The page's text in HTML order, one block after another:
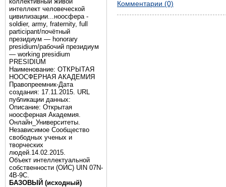
интеллект человеческой
цивилизации...ноосфера -
soldier, army, fraternity, full
participant/почётный
президиум — honorary
presidium/рабочий президиум
— working presidium
PRESIDIUM
Наименование: ОТКРЫТАЯ
НООСФЕРНАЯ АКАДЕМИЯ
Правопреемник-Дата
создания: 17.11.2015. URL
публикации данных:
Описание: Открытая
ноосферная Академия.
Онлайн_Университеты.
Независимое Сообщество
свободных ученых и
творческих
людей.14.02.2015.
Объект интеллектуальной
собственности (ОИС) UIN 07N-
4B-9C.
БАЗОВЫЙ (исходный)
Комментарии (0)